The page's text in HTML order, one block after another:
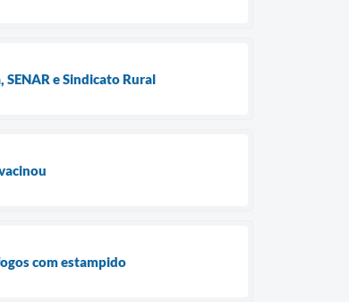
e Sindicato Rural
com estampido